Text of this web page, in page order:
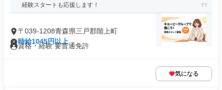
経験スタートも応援します！
〒039-1208青森県三戸郡階上町
時給1045円以上
資格・経験 要普通免許
気になる